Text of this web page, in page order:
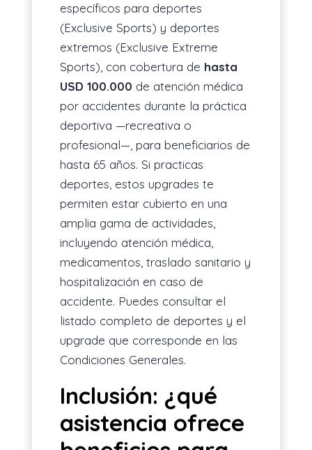
específicos para deportes
(Exclusive Sports) y deportes
extremos (Exclusive Extreme
Sports), con cobertura de hasta
USD 100.000 de atención médica
por accidentes durante la práctica
deportiva —recreativa o
profesional—, para beneficiarios de
hasta 65 años. Si practicas
deportes, estos upgrades te
permiten estar cubierto en una
amplia gama de actividades,
incluyendo atención médica,
medicamentos, traslado sanitario y
hospitalización en caso de
accidente. Puedes consultar el
listado completo de deportes y el
upgrade que corresponde en las
Condiciones Generales.
Inclusión: ¿qué
asistencia ofrece